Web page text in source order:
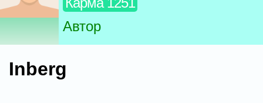
Автор
Inberg